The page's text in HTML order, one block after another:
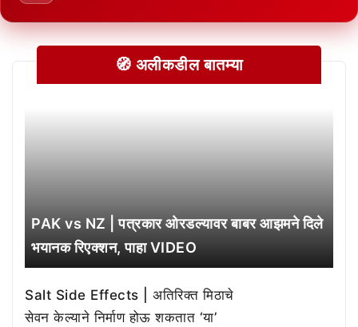
🧭 अलीकडील बातम्या
PAK vs NZ | पत्रकार ओरडल्यावर बाबर आझमने दिले
भयानक रिएक्शन, पाहा VIDEO
Salt Side Effects | अतिरिक्त मिठाचे
सेवन केल्याने निर्माण होऊ शकतात ‘या’